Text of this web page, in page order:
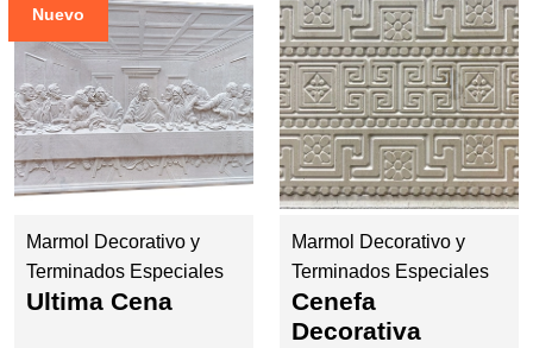
Marmol Decorativo y
Terminados Especiales
Ultima Cena
Nuevo
Marmol Decorativo y
Terminados Especiales
Cenefa
Decorativa